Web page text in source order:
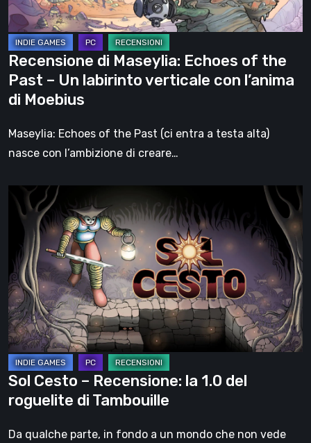
–
Un
labirinto
verticale
con
l’anima
di
Recensione di Maseylia: Echoes of the
Past – Un labirinto verticale con l’anima
di Moebius
Maseylia: Echoes of the Past (ci entra a testa alta)
nasce con l’ambizione di creare…
Cesto
Recensione:
la
1.0
del
roguelite
di
Tambouille
Sol Cesto – Recensione: la 1.0 del
roguelite di Tambouille
Da qualche parte, in fondo a un mondo che non vede